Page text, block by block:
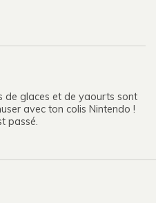
de glaces et de yaourts sont
avec ton colis Nintendo !
passé.